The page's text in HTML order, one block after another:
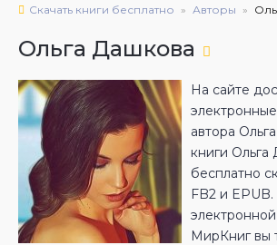
Скачать книги бесплатно Авторы
Ольга Дашкова
На сайте
автора
книги
бесплатно
FB2 и
МирКниг вы